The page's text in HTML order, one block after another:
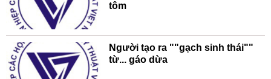
tôm
Người tạo ra ""gạch sinh thái""
từ... gáo dừa